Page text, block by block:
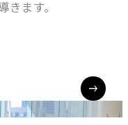
ます。